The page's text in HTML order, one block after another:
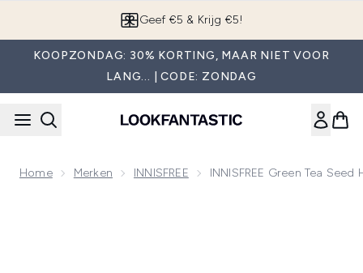
App downloaden
KOOPZONDAG: 30% KORTING, MAAR NIET VOOR
LANG... | CODE: ZONDAG
Home Merken INNISFREE INNISFREE Green Tea